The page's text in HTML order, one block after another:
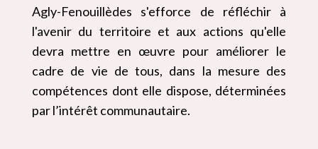
Agly-Fenouillèdes s'efforce de réfléchir à
l'avenir du territoire et aux actions qu'elle
devra mettre en œuvre pour améliorer le
cadre de vie de tous, dans la mesure des
compétences dont elle dispose, déterminées
par l’intérêt communautaire.